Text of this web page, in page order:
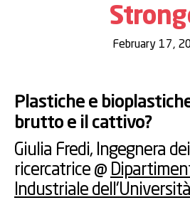
February 17,
Plastiche e
brutto e il cattivo?
Giulia Fredi, Ingegnera
ricercatrice @
Industriale